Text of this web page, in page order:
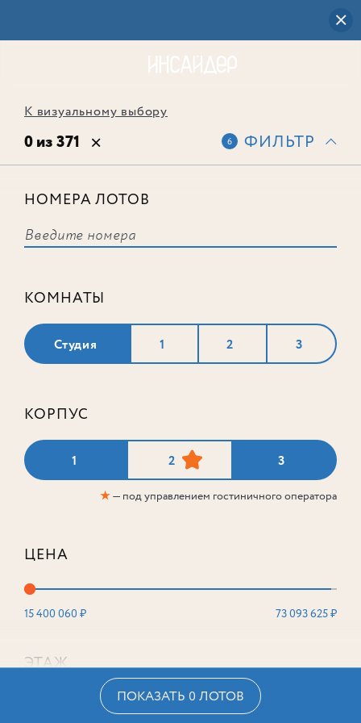
К визуальному выбору
0 из 371 6 ФИЛЬТР
НОМЕРА ЛОТОВ
КОМНАТЫ
Студия 1 2 3
КОРПУС
1 2 3
★— под управлением гостиничного оператора
ЦЕНА
15 400 060 ₽ 73 093 625 ₽
ЭТАЖ
ПОКАЗАТЬ 0 ЛОТОВ
соответствует ни одного лота